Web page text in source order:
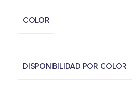
COLOR
DISPONIBILIDAD POR COLOR